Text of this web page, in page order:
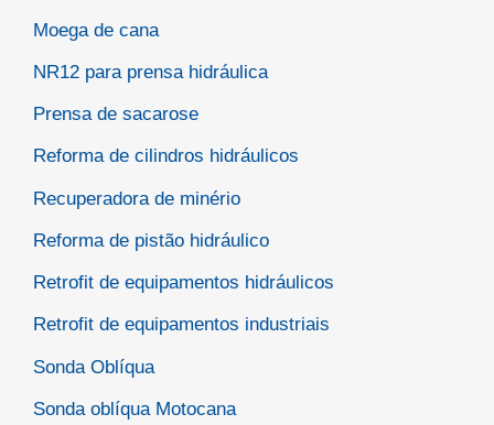
Moega de cana
NR12 para prensa hidráulica
Prensa de sacarose
Reforma de cilindros hidráulicos
Recuperadora de minério
Reforma de pistão hidráulico
Retrofit de equipamentos hidráulicos
Retrofit de equipamentos industriais
Sonda Oblíqua
Sonda oblíqua Motocana